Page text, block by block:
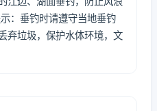
：垂钓时请遵守当地垂钓
弃垃圾，保护水体环境，文